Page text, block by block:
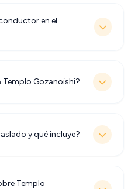
en el
Templo Gozanoishi?
y qué incluye?
Templo